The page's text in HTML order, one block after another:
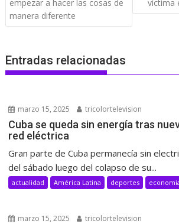
entradas
empezar a hacer las cosas de
manera diferente
víctima
Entradas relacionadas
marzo 15, 2025 tricolortelevision
Cuba se queda sin energía tras
red eléctrica
Gran parte de Cuba permanecía sin
del sábado luego del colapso de su...
actualidad América Latina deportes
marzo 15, 2025 tricolortelevision